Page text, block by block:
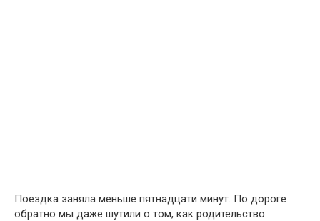
Поездка заняла меньше пятнадцати минут. По дороге
обратно мы даже шутили о том, как родительство